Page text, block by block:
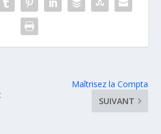
Maîtrisez la Compta
SUIVANT